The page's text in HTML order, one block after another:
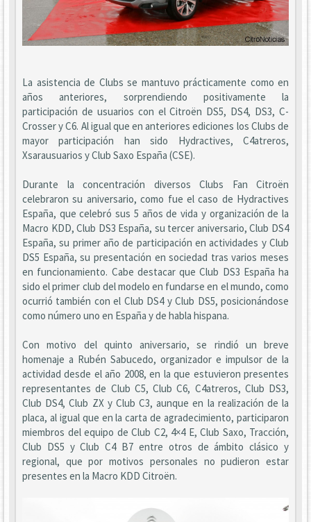
La asistencia de Clubs se mantuvo prácticamente como en
años anteriores, sorprendiendo positivamente la
participación de usuarios con el Citroën DS5, DS4, DS3, C-
Crosser y C6. Al igual que en anteriores ediciones los Clubs de
mayor participación han sido Hydractives, C4atreros,
Xsarausuarios y Club Saxo España (CSE).
Durante la concentración diversos Clubs Fan Citroën
celebraron su aniversario, como fue el caso de Hydractives
España, que celebró sus 5 años de vida y organización de la
Macro KDD, Club DS3 España, su tercer aniversario, Club DS4
España, su primer año de participación en actividades y Club
DS5 España, su presentación en sociedad tras varios meses
en funcionamiento. Cabe destacar que Club DS3 España ha
sido el primer club del modelo en fundarse en el mundo, como
ocurrió también con el Club DS4 y Club DS5, posicionándose
como número uno en España y de habla hispana.
Con motivo del quinto aniversario, se rindió un breve
homenaje a Rubén Sabucedo, organizador e impulsor de la
actividad desde el año 2008, en la que estuvieron presentes
representantes de Club C5, Club C6, C4atreros, Club DS3,
Club DS4, Club ZX y Club C3, aunque en la realización de la
placa, al igual que en la carta de agradecimiento, participaron
miembros del equipo de Club C2, 4×4 E, Club Saxo, Tracción,
Club DS5 y Club C4 B7 entre otros de ámbito clásico y
regional, que por motivos personales no pudieron estar
presentes en la Macro KDD Citroën.